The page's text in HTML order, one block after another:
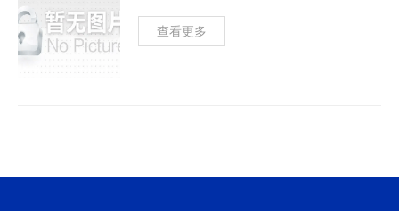
查看更多